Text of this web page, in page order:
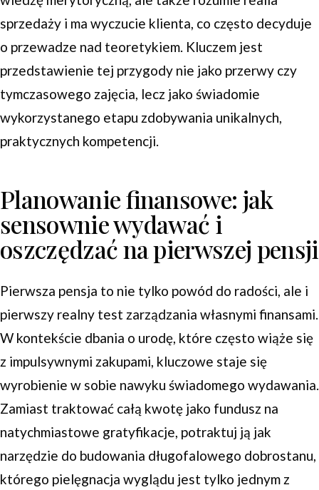
sprzedaży i ma wyczucie klienta, co często decyduje
o przewadze nad teoretykiem. Kluczem jest
przedstawienie tej przygody nie jako przerwy czy
tymczasowego zajęcia, lecz jako świadomie
wykorzystanego etapu zdobywania unikalnych,
praktycznych kompetencji.
Planowanie finansowe: jak
sensownie wydawać i
oszczędzać na pierwszej pensji
Pierwsza pensja to nie tylko powód do radości, ale i
pierwszy realny test zarządzania własnymi finansami.
W kontekście dbania o urodę, które często wiąże się
z impulsywnymi zakupami, kluczowe staje się
wyrobienie w sobie nawyku świadomego wydawania.
Zamiast traktować całą kwotę jako fundusz na
natychmiastowe gratyfikacje, potraktuj ją jak
narzędzie do budowania długofalowego dobrostanu,
którego pielęgnacja wyglądu jest tylko jednym z